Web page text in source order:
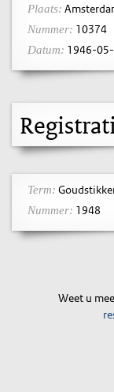
Plaats:
Nummer: 10374
Datum: 1946-
Term:
Nummer: 1948
Weet u